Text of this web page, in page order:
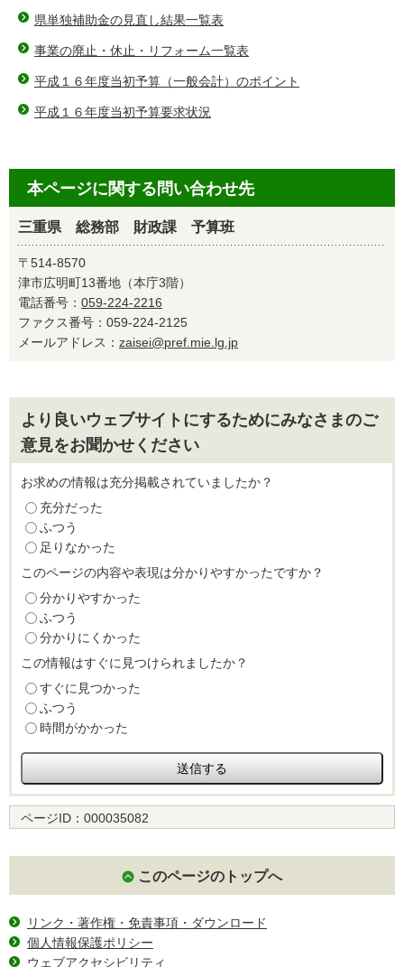
県単独補助金の見直し結果一覧表
事業の廃止・休止・リフォーム一覧表
平成１６年度当初予算（一般会計）のポイント
平成１６年度当初予算要求状況
本ページに関する問い合わせ先
三重県 総務部 財政課 予算班
〒514-8570
津市広明町13番地（本庁3階）
電話番号： 059-224-2216
ファクス番号：059-224-2125
メールアドレス： zaisei@pref.mie.lg.jp
より良いウェブサイトにするためにみなさまのご
意見をお聞かせください
お求めの情報は充分掲載されていましたか？
充分だった
ふつう
足りなかった
このページの内容や表現は分かりやすかったですか？
分かりやすかった
ふつう
分かりにくかった
この情報はすぐに見つけられましたか？
すぐに見つかった
ふつう
時間がかかった
ページID： 000035082
このページのトップへ
リンク・著作権・免責事項・ダウンロード
個人情報保護ポリシー
ウェブアクセシビリティ